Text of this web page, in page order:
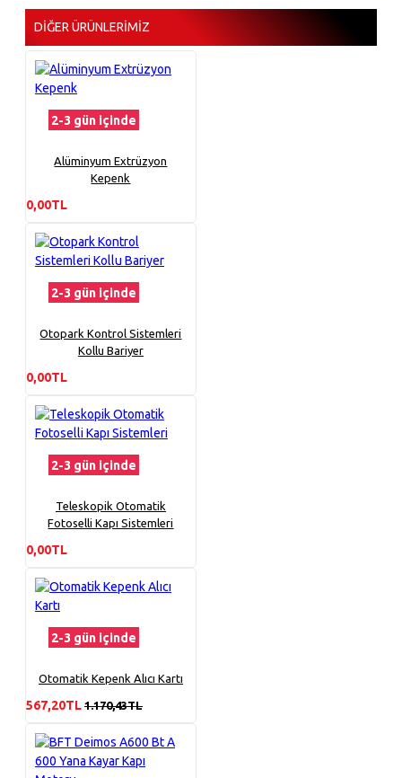
DIĞER ÜRÜNLERIMIZ
2-3 gün içinde
Alüminyum Extrüzyon
Kepenk
0,00TL
2-3 gün içinde
Otopark Kontrol Sistemleri
Kollu Bariyer
0,00TL
2-3 gün içinde
Teleskopik Otomatik
Fotoselli Kapı Sistemleri
0,00TL
2-3 gün içinde
Otomatik Kepenk Alıcı Kartı
567,20TL 1.170,43TL